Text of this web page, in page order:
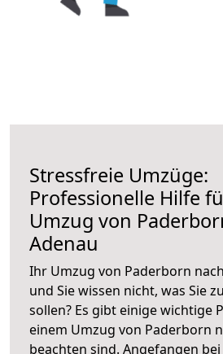
Stressfreie Umzüge:
Professionelle Hilfe
Umzug von
Adenau
Ihr Umzug von Paderborn
und Sie wissen nicht, was Sie
sollen? Es gibt einige wichtige
einem Umzug von Paderborn
beachten sind. Angefangen